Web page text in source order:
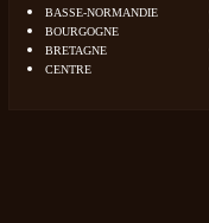
BASSE-NORMANDIE
BOURGOGNE
BRETAGNE
CENTRE